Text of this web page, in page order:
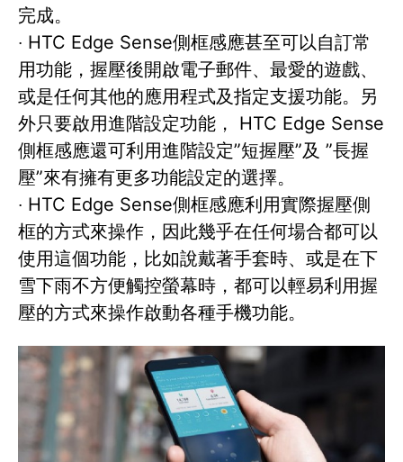
完成。
‧ HTC Edge Sense側框感應甚至可以自訂常
用功能，握壓後開啟電子郵件、最愛的遊戲、
或是任何其他的應用程式及指定支援功能。另
外只要啟用進階設定功能， HTC Edge Sense
側框感應還可利用進階設定”短握壓”及 ”長握
壓”來有擁有更多功能設定的選擇。
‧ HTC Edge Sense側框感應利用實際握壓側
框的方式來操作，因此幾乎在任何場合都可以
使用這個功能，比如說戴著手套時、或是在下
雪下雨不方便觸控螢幕時，都可以輕易利用握
壓的方式來操作啟動各種手機功能。